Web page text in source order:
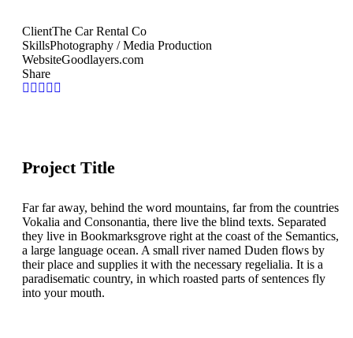
ClientThe Car Rental Co
SkillsPhotography / Media Production
WebsiteGoodlayers.com
Share
Project Title
Far far away, behind the word mountains, far from the countries
Vokalia and Consonantia, there live the blind texts. Separated
they live in Bookmarksgrove right at the coast of the Semantics,
a large language ocean. A small river named Duden flows by
their place and supplies it with the necessary regelialia. It is a
paradisematic country, in which roasted parts of sentences fly
into your mouth.